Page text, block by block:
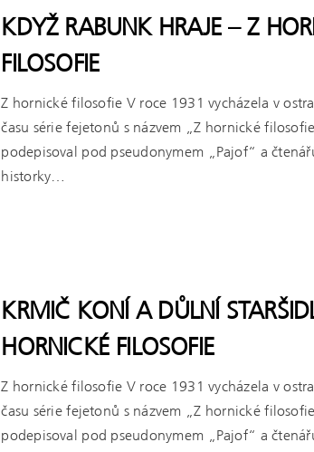
KDYŽ RABUNK HRAJE – Z
FILOSOFIE
Z hornické filosofie V roce 1931 vycházela v
času série fejetonů s názvem „Z hornické
podepisoval pod pseudonymem „Pajof“ a
historky…
KRMIČ KONÍ A DŮLNÍ
HORNICKÉ FILOSOFIE
Z hornické filosofie V roce 1931 vycházela v
času série fejetonů s názvem „Z hornické
podepisoval pod pseudonymem „Pajof“ a